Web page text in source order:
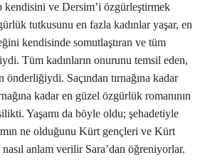
kendisini ve Dersim’i özgürleştirmek
tutkusunu en fazla kadınlar yaşar, en
kendisinde somutlaştıran ve tüm
Tüm kadınların onurunu temsil eden,
Saçından tırnağına kadar
kadar en güzel özgürlük romanının
Yaşamı da böyle oldu; şehadetiyle
ne olduğunu Kürt gençleri ve Kürt
anlam verilir Sara’dan öğreniyorlar.